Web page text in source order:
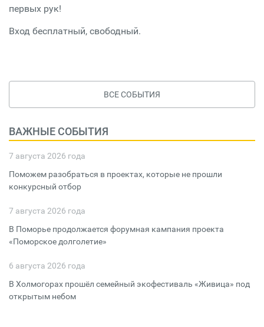
первых рук!
Вход бесплатный, свободный.
ВСЕ СОБЫТИЯ
ВАЖНЫЕ СОБЫТИЯ
7 августа 2026 года
Поможем разобраться в проектах, которые не прошли
конкурсный отбор
7 августа 2026 года
В Поморье продолжается форумная кампания проекта
«Поморское долголетие»
6 августа 2026 года
В Холмогорах прошёл семейный экофестиваль «Живица» под
открытым небом